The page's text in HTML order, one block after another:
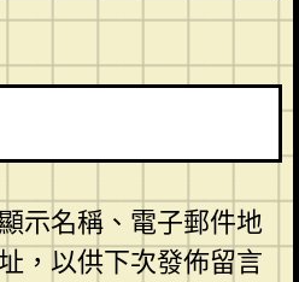
示名稱、電子郵件地
，以供下次發佈留言